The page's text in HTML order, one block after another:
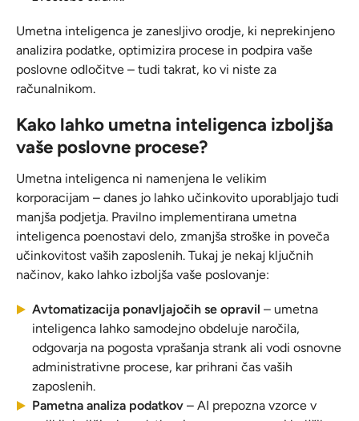
Umetna inteligenca je zanesljivo orodje, ki neprekinjeno
analizira podatke, optimizira procese in podpira vaše
poslovne odločitve – tudi takrat, ko vi niste za
računalnikom.
Kako lahko umetna inteligenca izboljša
vaše poslovne procese?
Umetna inteligenca ni namenjena le velikim
korporacijam – danes jo lahko učinkovito uporabljajo tudi
manjša podjetja. Pravilno implementirana umetna
inteligenca poenostavi delo, zmanjša stroške in poveča
učinkovitost vaših zaposlenih. Tukaj je nekaj ključnih
načinov, kako lahko izboljša vaše poslovanje:
Avtomatizacija ponavljajočih se opravil – umetna
inteligenca lahko samodejno obdeluje naročila,
odgovarja na pogosta vprašanja strank ali vodi osnovne
administrativne procese, kar prihrani čas vaših
zaposlenih.
Pametna analiza podatkov – AI prepozna vzorce v